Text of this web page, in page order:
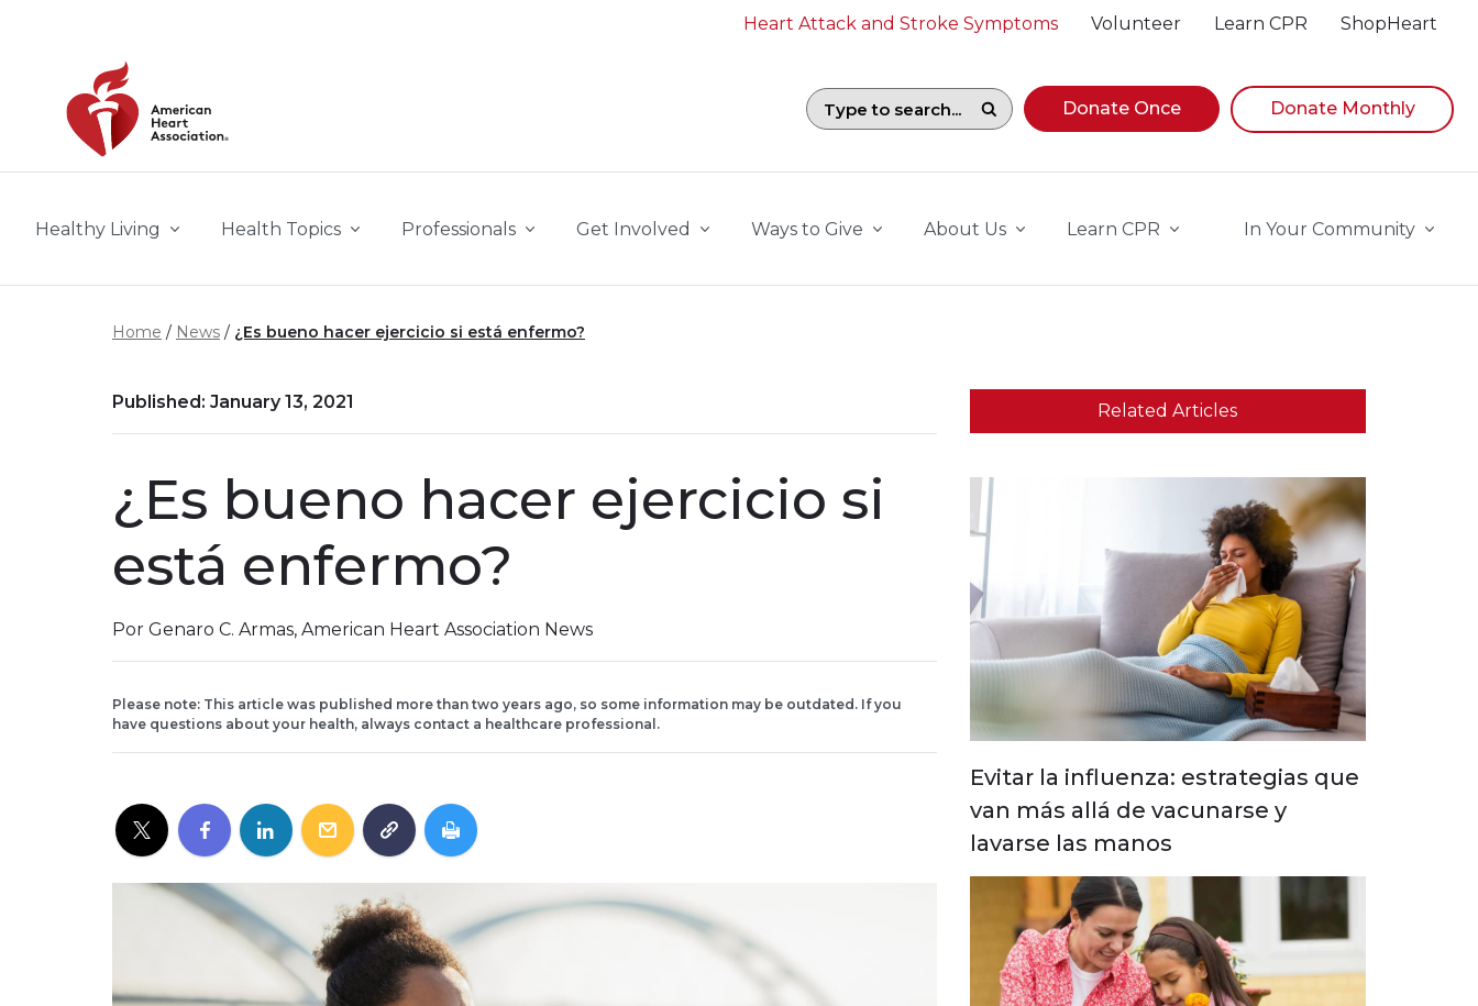
Heart Attack and Stroke Symptoms Volunteer Learn CPR ShopHeart
Search field with suggestions. To begin navigating suggestions, while focused, press Down
Donate Once Donate Monthly
Healthy Living Health Topics Professionals Get Involved Ways to Give About Us Learn CPR In Your Community
Home News ¿Es bueno hacer ejercicio si está enfermo?
Published: January 13, 2021
¿Es bueno hacer ejercicio si
está enfermo?
Por Genaro C. Armas, American Heart Association News
Please note: This article was published more than two years ago, so some information may be outdated. If you
have questions about your health, always contact a healthcare professional.
Related Articles
Evitar la influenza: estrategias que
van más allá de vacunarse y
lavarse las manos